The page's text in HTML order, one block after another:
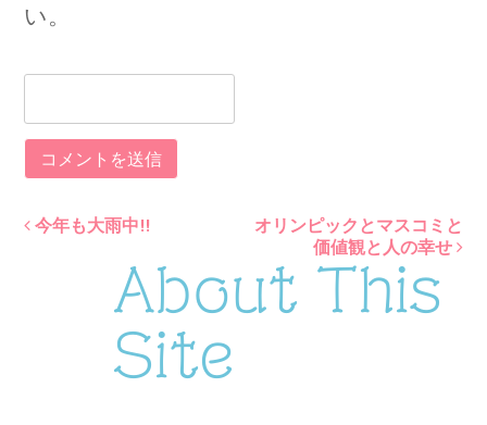
い。
Post
navigation
今年も大雨中!!
オリンピックとマスコミと
価値観と人の幸せ
About This
Site